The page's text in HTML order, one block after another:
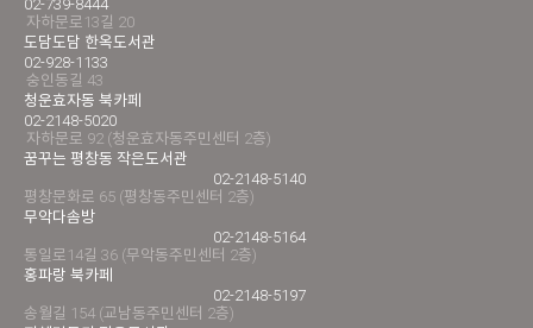
02-739-8444
자하문로13길 20
도담도담 한옥도서관
02-928-1133
숭인동길 43
청운효자동 북카페
02-2148-5020
자하문로 92 (청운효자동주민센터 2층)
꿈꾸는 평창동 작은도서관
02-2148-5140
평창문화로 65 (평창동주민센터 2층)
무악다솜방
02-2148-5164
통일로14길 36 (무악동주민센터 2층)
홍파랑 북카페
02-2148-5197
송월길 154 (교남동주민센터 2층)